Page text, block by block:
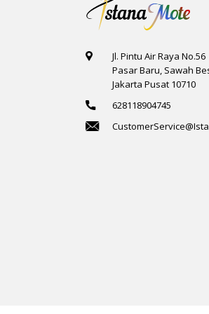
Jl. Pintu Air Raya No.56
Pasar Baru, Sawah
Jakarta Pusat 10710
628118904745